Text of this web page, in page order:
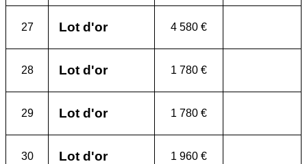
27 Lot d'or 4 580 €
28 Lot d'or 1 780 €
29 Lot d'or 1 780 €
30 Lot d'or 1 960 €